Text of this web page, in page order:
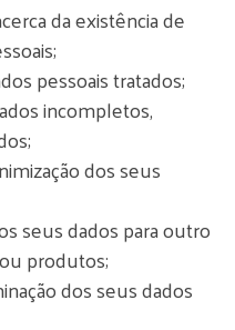
da existência de
pessoais tratados;
incompletos,
dos seus
seus dados para outro
produtos;
dos seus dados